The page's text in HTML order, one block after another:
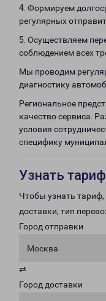
4. Формируем
регулярных
5. Осуществляем
соблюдением всех
Мы проводим
диагностику
Региональное
качество сервиса.
условия
специфику
Узнать
Чтобы узнать тариф,
доставки, тип
Город отправки
Москва
⇄
Город доставки